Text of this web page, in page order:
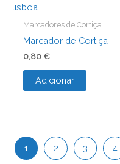
Marcadores de Cortiça
Marcador de Cortiça
0,80 €
Adicionar
1 2 3 4